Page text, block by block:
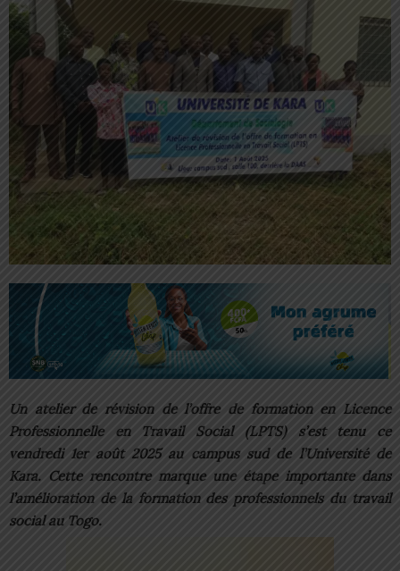
Un atelier de révision de l’offre de formation en Licence
Professionnelle en Travail Social (LPTS) s’est tenu ce
vendredi 1er août 2025 au campus sud de l’Université de
Kara. Cette rencontre marque une étape importante dans
l’amélioration de la formation des professionnels du travail
social au Togo.